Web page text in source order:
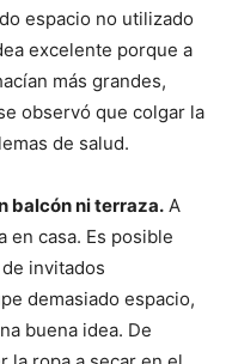
espacio no utilizado
excelente porque a
más grandes,
observó que colgar la
de salud.
balcón ni terraza. A
en casa. Es posible
invitados
demasiado espacio,
buena idea. De